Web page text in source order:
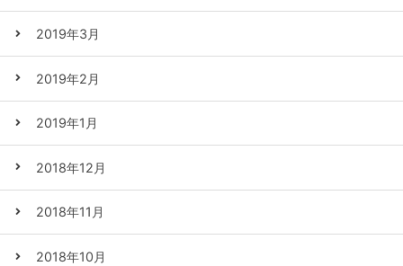
2019年3月
2019年2月
2019年1月
2018年12月
2018年11月
2018年10月